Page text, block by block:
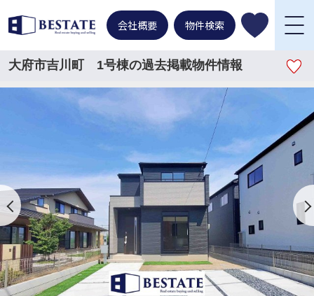
会社概要 物件検索
大府市吉川町 1号棟の過去掲載物件情報